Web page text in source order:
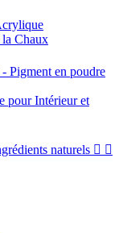
la Chaux
en poudre
pour Intérieur et
naturels  